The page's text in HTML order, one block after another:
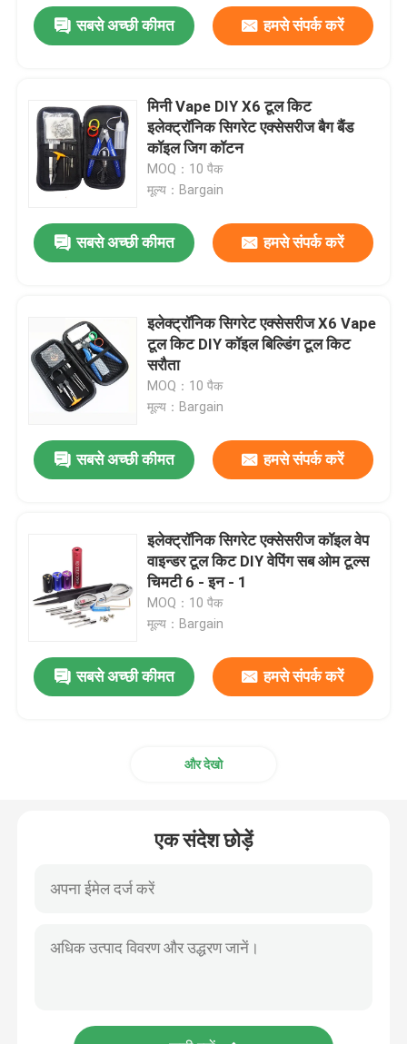
सबसे अच्छी कीमत हमसे संपर्क करें
मिनी Vape DIY X6 टूल किट
इलेक्ट्रॉनिक सिगरेट एक्सेसरीज बैग बैंड
कॉइल जिग कॉटन
MOQ：10 पैक
मूल्य：Bargain
सबसे अच्छी कीमत हमसे संपर्क करें
इलेक्ट्रॉनिक सिगरेट एक्सेसरीज X6 Vape
टूल किट DIY कॉइल बिल्डिंग टूल किट
सरौता
MOQ：10 पैक
मूल्य：Bargain
सबसे अच्छी कीमत हमसे संपर्क करें
इलेक्ट्रॉनिक सिगरेट एक्सेसरीज कॉइल वेप
वाइन्डर टूल किट DIY वेपिंग सब ओम टूल्स
चिमटी 6 - इन - 1
MOQ：10 पैक
मूल्य：Bargain
सबसे अच्छी कीमत हमसे संपर्क करें
और देखो
एक संदेश छोड़ें